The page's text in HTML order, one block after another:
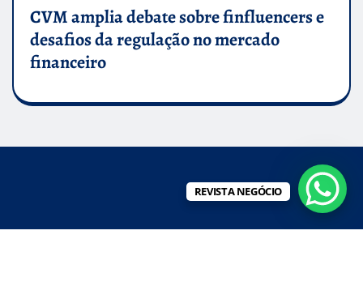
CVM amplia debate sobre finfluencers e
desafios da regulação no mercado
financeiro
REVISTA NEGÓCIO